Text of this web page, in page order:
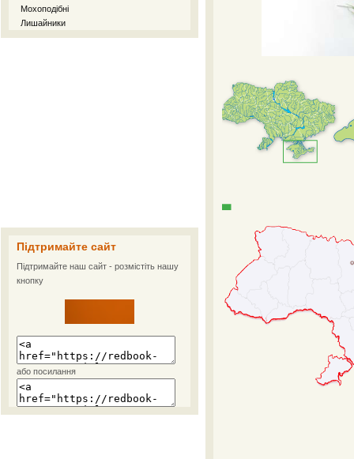
Мохоподібні
Лишайники
Підтримайте сайт
Підтримайте наш сайт - розмістіть нашу
кнопку
або посилання